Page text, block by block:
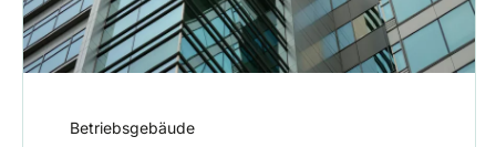
Betriebsgebäude